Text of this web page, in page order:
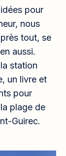
pour
nous
tout, se
aussi.
station
un livre et
pour
plage de
Guirec.